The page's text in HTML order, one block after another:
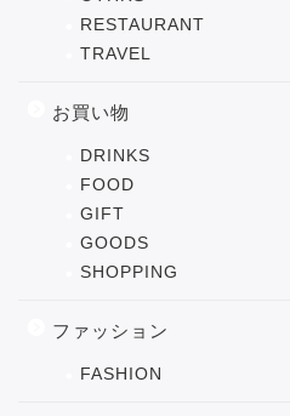
RESTAURANT
TRAVEL
お買い物
DRINKS
FOOD
GIFT
GOODS
SHOPPING
ファッション
FASHION